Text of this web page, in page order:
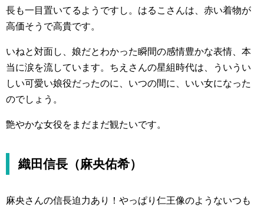
長も一目置いてるようですし。はるこさんは、赤い着物が
高価そうで高貴です。
いねと対面し、娘だとわかった瞬間の感情豊かな表情、本
当に涙を流しています。ちえさんの星組時代は、ういうい
しい可愛い娘役だったのに、いつの間に、いい女になった
のでしょう。
艶やかな女役をまだまだ観たいです。
織田信長（麻央佑希）
麻央さんの信長迫力あり！やっぱり仁王像のようないつも